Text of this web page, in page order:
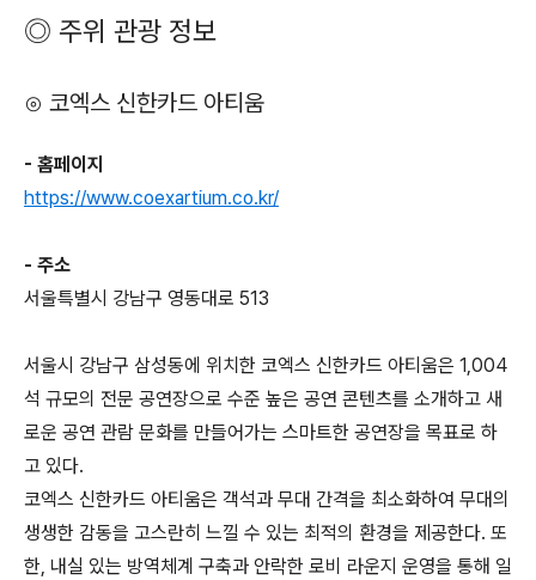
◎ 주위 관광 정보
⊙ 코엑스 신한카드 아티움
- 홈페이지
https://www.coexartium.co.kr/
- 주소
서울특별시 강남구 영동대로 513
서울시 강남구 삼성동에 위치한 코엑스 신한카드 아티움은 1,004
석 규모의 전문 공연장으로 수준 높은 공연 콘텐츠를 소개하고 새
로운 공연 관람 문화를 만들어가는 스마트한 공연장을 목표로 하
고 있다.
코엑스 신한카드 아티움은 객석과 무대 간격을 최소화하여 무대의
생생한 감동을 고스란히 느낄 수 있는 최적의 환경을 제공한다. 또
한, 내실 있는 방역체계 구축과 안락한 로비 라운지 운영을 통해 일